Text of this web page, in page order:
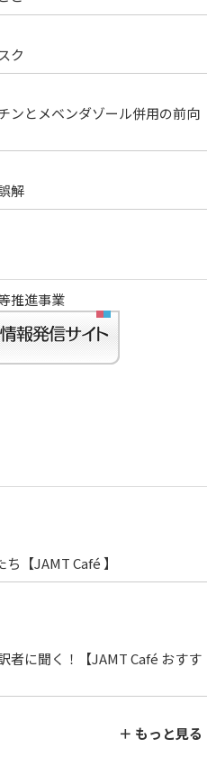
ク
ンとメベンダゾール併用の前向
解
推進事業
【JAMT Café 】
者に聞く！【JAMT Café おすす
＋ もっと見る